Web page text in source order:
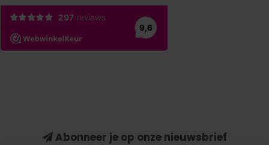
Abonneer je op onze nieuwsbrief